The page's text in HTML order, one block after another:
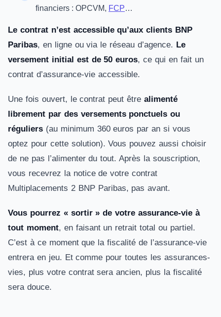
financiers : OPCVM, FCP…
Le contrat n’est accessible qu’aux clients BNP
Paribas, en ligne ou via le réseau d’agence. Le
versement initial est de 50 euros, ce qui en fait un
contrat d’assurance-vie accessible.
Une fois ouvert, le contrat peut être alimenté
librement par des versements ponctuels ou
réguliers (au minimum 360 euros par an si vous
optez pour cette solution). Vous pouvez aussi choisir
de ne pas l’alimenter du tout. Après la souscription,
vous recevrez la notice de votre contrat
Multiplacements 2 BNP Paribas, pas avant.
Vous pourrez « sortir » de votre assurance-vie à
tout moment, en faisant un retrait total ou partiel.
C’est à ce moment que la fiscalité de l’assurance-vie
entrera en jeu. Et comme pour toutes les assurances-
vies, plus votre contrat sera ancien, plus la fiscalité
sera douce.